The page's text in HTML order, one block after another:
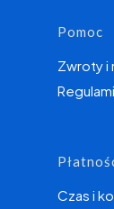
Pomoc
Zwroty i
Czas i